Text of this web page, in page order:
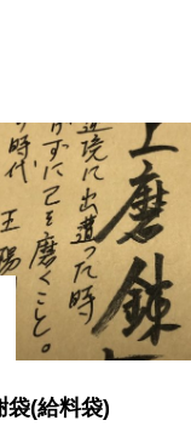
袋(給料袋)